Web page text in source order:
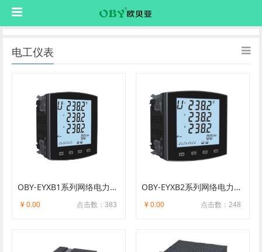
电工仪表
OBY-EYXB1系列网络电力仪表
点击数：383
¥ 0.00
OBY-EYXB2系列网络电力仪表
点击数：248
¥ 0.00